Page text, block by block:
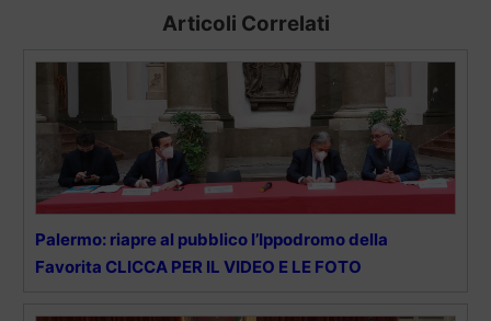
Articoli Correlati
Palermo: riapre al pubblico l’Ippodromo della
Favorita CLICCA PER IL VIDEO E LE FOTO